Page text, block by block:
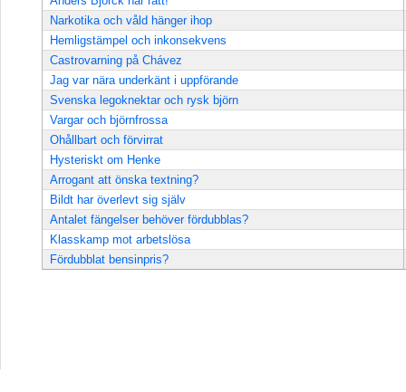
Narkotika och våld hänger ihop
Hemligstämpel och inkonsekvens
Castrovarning på Chávez
Jag var nära underkänt i uppförande
Svenska legoknektar och rysk björn
Vargar och björnfrossa
Ohållbart och förvirrat
Hysteriskt om Henke
Arrogant att önska textning?
Bildt har överlevt sig själv
Antalet fängelser behöver fördubblas?
Klasskamp mot arbetslösa
Fördubblat bensinpris?